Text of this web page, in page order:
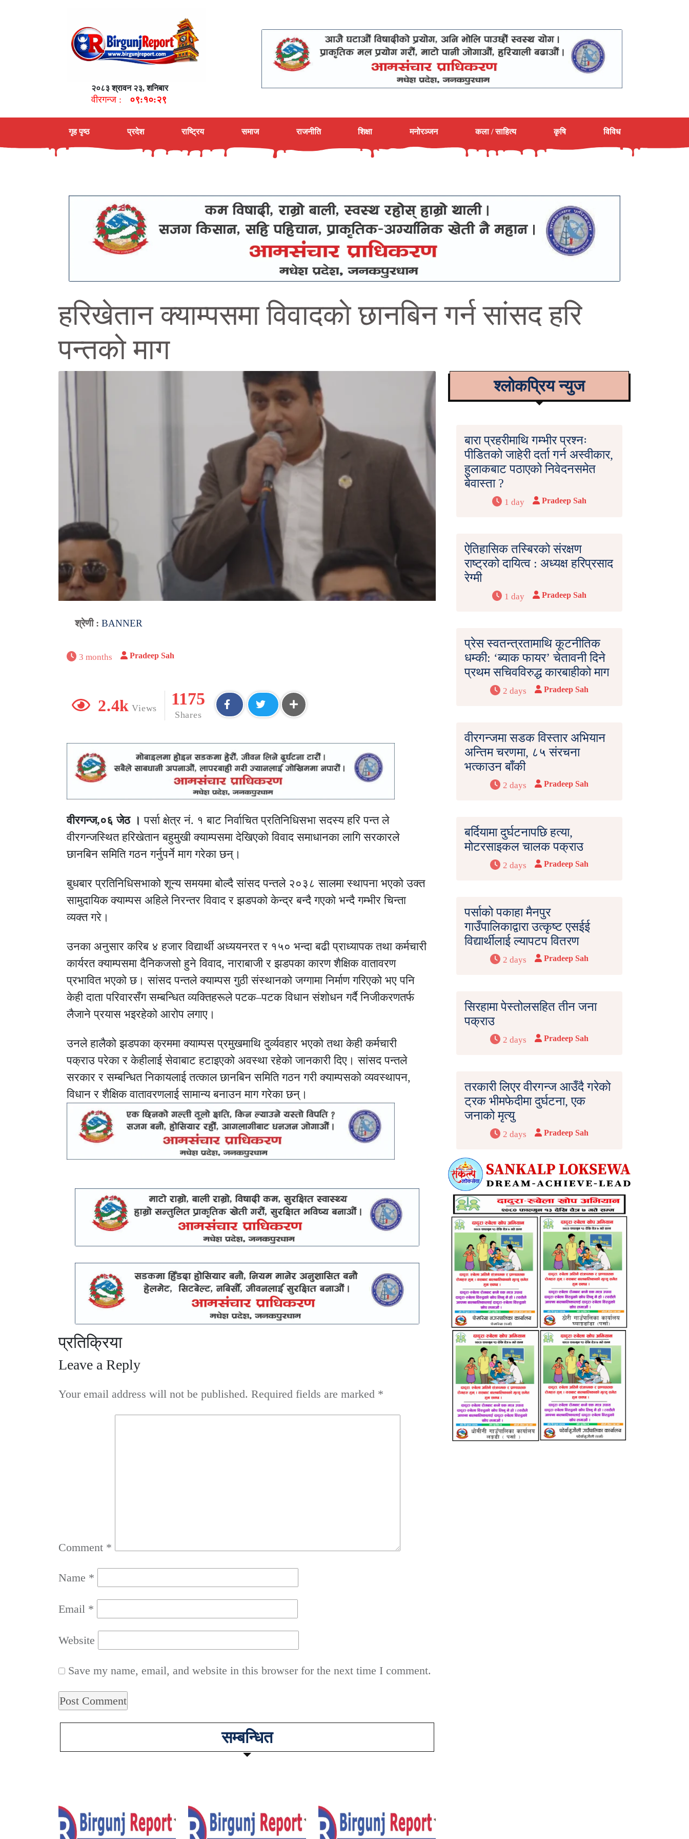
२०८३ श्रावन २३, शनिबार
वीरगन्ज : ०९:१०:३०
गृह पृष्ठ प्रदेश राष्ट्रिय समाज राजनीति शिक्षा मनोरञ्जन कला / साहित्य कृषि विविध
हरिखेतान क्याम्पसमा विवादकाे छानबिन गर्न सांसद हरि
पन्तको माग
श्रेणी : BANNER
3 months Pradeep Sah
2.4k Views
1175
Shares
वीरगन्ज,०६ जेठ । पर्सा क्षेत्र नं. १ बाट निर्वाचित प्रतिनिधिसभा सदस्य हरि पन्त ले
वीरगन्जस्थित हरिखेतान बहुमुखी क्याम्पसमा देखिएको विवाद समाधानका लागि सरकारले
छानबिन समिति गठन गर्नुपर्ने माग गरेका छन्।
बुधबार प्रतिनिधिसभाको शून्य समयमा बोल्दै सांसद पन्तले २०३८ सालमा स्थापना भएको उक्त
सामुदायिक क्याम्पस अहिले निरन्तर विवाद र झडपको केन्द्र बन्दै गएको भन्दै गम्भीर चिन्ता
व्यक्त गरे।
उनका अनुसार करिब ४ हजार विद्यार्थी अध्ययनरत र १५० भन्दा बढी प्राध्यापक तथा कर्मचारी
कार्यरत क्याम्पसमा दैनिकजसो हुने विवाद, नाराबाजी र झडपका कारण शैक्षिक वातावरण
प्रभावित भएको छ। सांसद पन्तले क्याम्पस गुठी संस्थानको जग्गामा निर्माण गरिएको भए पनि
केही दाता परिवारसँग सम्बन्धित व्यक्तिहरूले पटक–पटक विधान संशोधन गर्दै निजीकरणतर्फ
लैजाने प्रयास भइरहेको आरोप लगाए।
उनले हालैको झडपका क्रममा क्याम्पस प्रमुखमाथि दुर्व्यवहार भएको तथा केही कर्मचारी
पक्राउ परेका र केहीलाई सेवाबाट हटाइएको अवस्था रहेको जानकारी दिए। सांसद पन्तले
सरकार र सम्बन्धित निकायलाई तत्काल छानबिन समिति गठन गरी क्याम्पसको व्यवस्थापन,
विधान र शैक्षिक वातावरणलाई सामान्य बनाउन माग गरेका छन्।
प्रतिक्रिया
Leave a Reply
Your email address will not be published. Required fields are marked *
Comment *
Name *
Email *
Website
Save my name, email, and website in this browser for the next time I comment.
सम्बन्धित
श्लोकप्रिय न्युज
बारा प्रहरीमाथि गम्भीर प्रश्नः
पीडितको जाहेरी दर्ता गर्न अस्वीकार,
हुलाकबाट पठाएको निवेदनसमेत
बेवास्ता ?
1 day Pradeep Sah
ऐतिहासिक तस्बिरको संरक्षण
राष्ट्रको दायित्व : अध्यक्ष हरिप्रसाद
रेग्मी
1 day Pradeep Sah
प्रेस स्वतन्त्रतामाथि कूटनीतिक
धम्की: ‘ब्याक फायर’ चेतावनी दिने
प्रथम सचिवविरुद्ध कारबाहीको माग
2 days Pradeep Sah
वीरगन्जमा सडक विस्तार अभियान
अन्तिम चरणमा, ८५ संरचना
भत्काउन बाँकी
2 days Pradeep Sah
बर्दियामा दुर्घटनापछि हत्या,
मोटरसाइकल चालक पक्राउ
2 days Pradeep Sah
पर्साको पकाहा मैनपुर
गाउँपालिकाद्वारा उत्कृष्ट एसईई
विद्यार्थीलाई ल्यापटप वितरण
2 days Pradeep Sah
सिरहामा पेस्तोलसहित तीन जना
पक्राउ
2 days Pradeep Sah
तरकारी लिएर वीरगन्ज आउँदै गरेको
ट्रक भीमफेदीमा दुर्घटना, एक
जनाको मृत्यु
2 days Pradeep Sah